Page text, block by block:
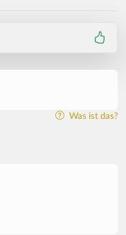
Was ist das?